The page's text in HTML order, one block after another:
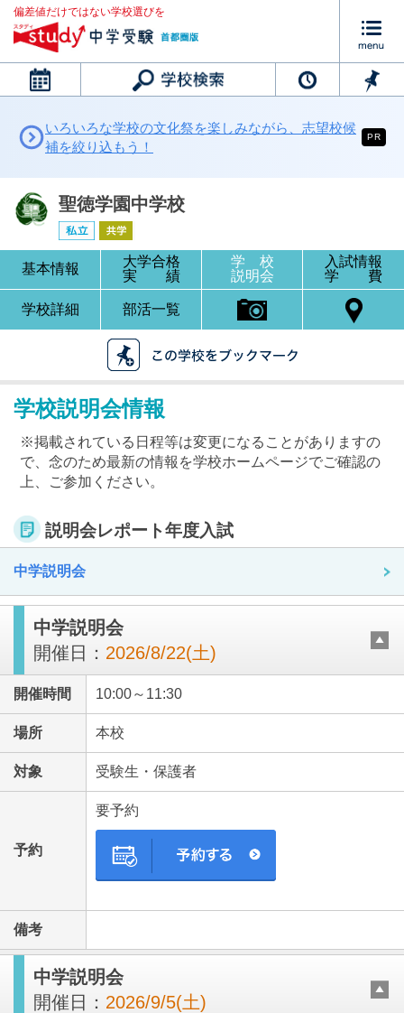
偏差値だけではない学校選びを
カレンダー
最近見た学校
聖徳学園中学校
ブックマークした学校
ブックマークした学校はありません
いろいろな学校の文化祭を楽しみながら、志望校候
補を絞り込もう！
PR
聖徳学園中学校
基本情報
大学合格
実 績
学 校
説明会
入試情報
学 費
学校詳細 部活一覧
学校説明会情報
※掲載されている日程等は変更になることがありますの
で、念のため最新の情報を学校ホームページでご確認の
上、ご参加ください。
説明会レポート年度入試
中学説明会
中学説明会
開催日： 2026/8/22(土)
開催時間 10:00～11:30
場所 本校
対象 受験生・保護者
予約
要予約
備考
中学説明会
開催日： 2026/9/5(土)